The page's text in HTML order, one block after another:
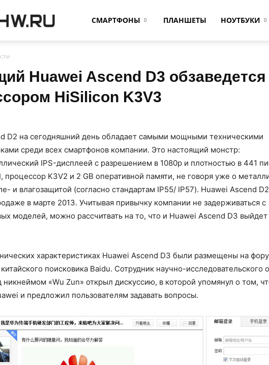
СМАРТФОНЫ ПЛАНШЕТЫ НОУТБУКИ
Huawei Ascend D3 обзаведется
HiSilicon K3V3
D2 на сегодняшний день обладает самыми мощными техническими
среди всех смартфонов компании. Это настоящий монстр:
IPS-дисплеей с разрешением в 1080p и плотностью в 441
процессор K3V2 и 2 GB оперативной памяти, не говоря уже о
и влагозащитой (согласно стандартам IP55/ IP57). Huawei Ascend D2
в марте 2013. Учитывая привычку компании не задерживаться с
моделей, можно рассчитвать на то, что и Huawei Ascend D3
характеристиках Huawei Ascend D3 были размещены на
поисковика Baidu. Сотрудник научно-исследовательского
никнеймом «Wu Zun» открыл дискуссию, в которой упомянул о том,
и предложил пользователям задавать вопросы.